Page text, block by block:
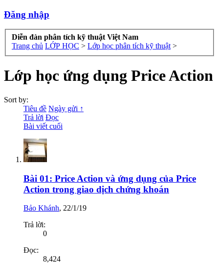
Đăng nhập
Diễn đàn phân tích kỹ thuật Việt Nam
Trang chủ LỚP HỌC > Lớp học phân tích kỹ thuật >
Lớp học ứng dụng Price Action
Sort by:
Tiêu đề Ngày gửi ↑
Trả lời Đọc
Bài viết cuối
Bài 01: Price Action và ứng dụng của Price
Action trong giao dịch chứng khoán
Bảo Khánh, 22/1/19
Trả lời:
0
Đọc:
8,424